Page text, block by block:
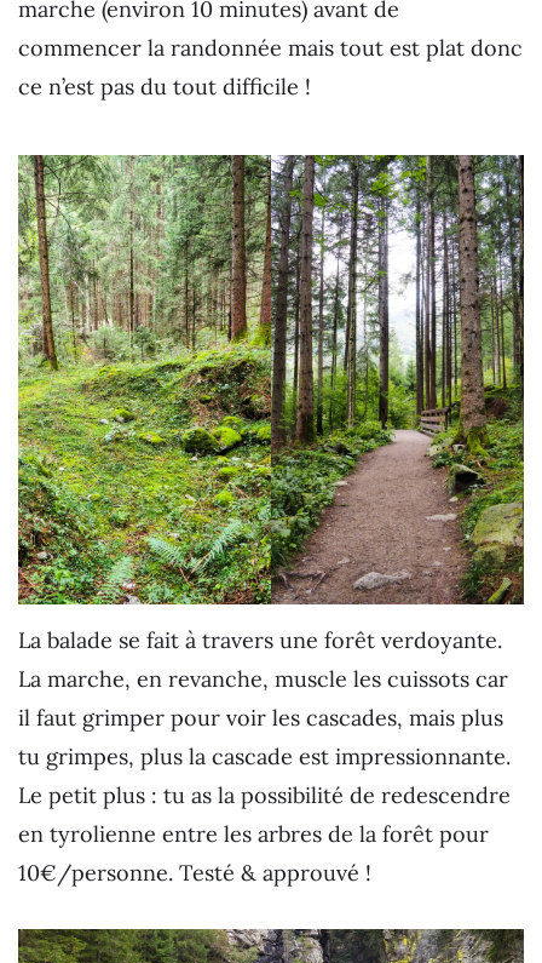
marche (environ 10 minutes) avant de
commencer la randonnée mais tout est plat donc
ce n’est pas du tout difficile !
La balade se fait à travers une forêt verdoyante.
La marche, en revanche, muscle les cuissots car
il faut grimper pour voir les cascades, mais plus
tu grimpes, plus la cascade est impressionnante.
Le petit plus : tu as la possibilité de redescendre
en tyrolienne entre les arbres de la forêt pour
10€/personne. Testé & approuvé !